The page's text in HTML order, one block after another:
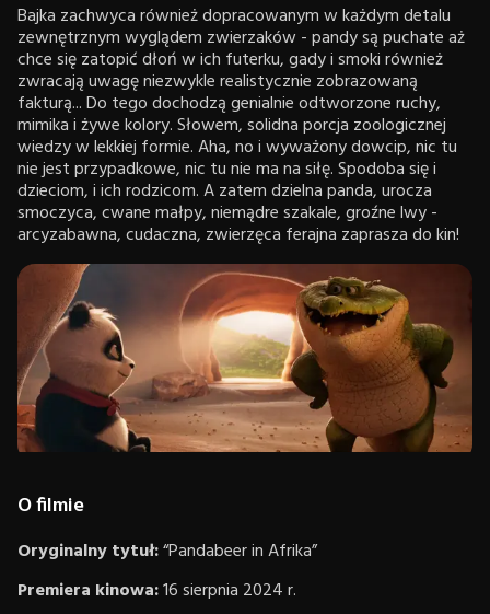
Bajka zachwyca również dopracowanym w każdym detalu
zewnętrznym wyglądem zwierzaków - pandy są puchate aż
chce się zatopić dłoń w ich futerku, gady i smoki również
zwracają uwagę niezwykle realistycznie zobrazowaną
fakturą... Do tego dochodzą genialnie odtworzone ruchy,
mimika i żywe kolory. Słowem, solidna porcja zoologicznej
wiedzy w lekkiej formie. Aha, no i wyważony dowcip, nic tu
nie jest przypadkowe, nic tu nie ma na siłę. Spodoba się i
dzieciom, i ich rodzicom. A zatem dzielna panda, urocza
smoczyca, cwane małpy, niemądre szakale, groźne lwy -
arcyzabawna, cudaczna, zwierzęca ferajna zaprasza do kin!
O filmie
Oryginalny tytuł:“Pandabeer in Afrika”
Premiera kinowa:16 sierpnia 2024 r.